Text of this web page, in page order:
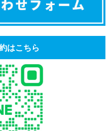
はこちら